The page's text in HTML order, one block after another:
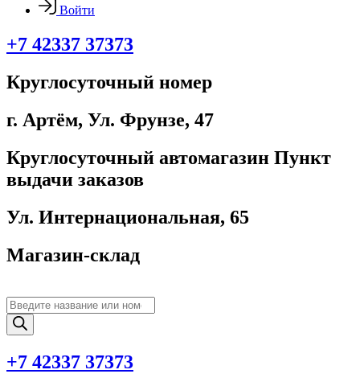
Войти
+7 42337 37373
Круглосуточный номер
г. Артём, ​Ул. Фрунзе, 47
Круглосуточный автомагазин Пункт
выдачи заказов
Ул. Интернациональная, 65
Магазин-склад
Поиск
товаров
+7 42337 37373